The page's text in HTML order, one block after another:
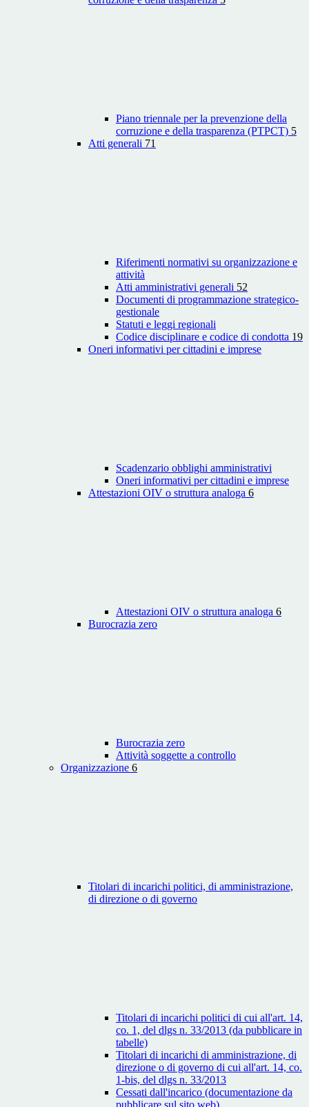
Piano triennale per la prevenzione della
corruzione e della trasparenza (PTPCT) 5
Atti generali 71
Riferimenti normativi su organizzazione e
attività
Atti amministrativi generali 52
Documenti di programmazione strategico-
gestionale
Statuti e leggi regionali
Codice disciplinare e codice di condotta 19
Oneri informativi per cittadini e imprese
Scadenzario obblighi amministrativi
Oneri informativi per cittadini e imprese
Attestazioni OIV o struttura analoga 6
Attestazioni OIV o struttura analoga 6
Burocrazia zero
Burocrazia zero
Attività soggette a controllo
Organizzazione 6
Titolari di incarichi politici, di amministrazione,
di direzione o di governo
Titolari di incarichi politici di cui all'art. 14,
co. 1, del dlgs n. 33/2013 (da pubblicare in
tabelle)
Titolari di incarichi di amministrazione, di
direzione o di governo di cui all'art. 14, co.
1-bis, del dlgs n. 33/2013
Cessati dall'incarico (documentazione da